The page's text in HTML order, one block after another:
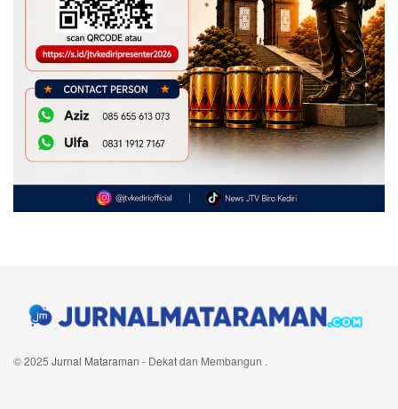
© 2025 Jurnal Mataraman - Dekat dan Membangun .